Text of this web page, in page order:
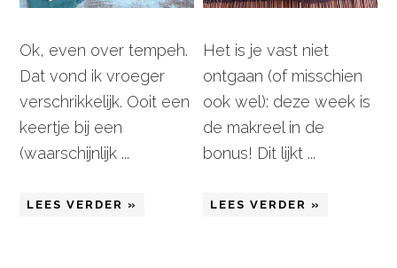
Ok, even over tempeh.
Dat vond ik vroeger
verschrikkelijk. Ooit een
keertje bij een
(waarschijnlijk ...
LEES VERDER »
Het is je vast niet
ontgaan (of misschien
ook wel): deze week is
de makreel in de
bonus! Dit lijkt ...
LEES VERDER »